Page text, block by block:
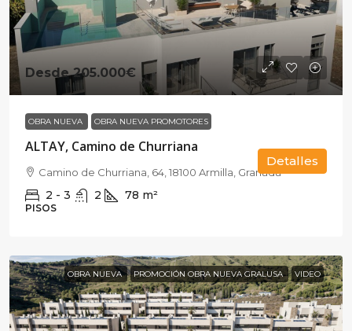
Desde205.000€
OBRA NUEVA OBRA NUEVA PROMOTORES
ALTAY, Camino de Churriana
Camino de Churriana, 64, 18100 Armilla, Granada
2 - 3 2 78 m²
PISOS
Detalles
OBRA NUEVA PROMOCIÓN OBRA NUEVA GRALUSA VIDEO